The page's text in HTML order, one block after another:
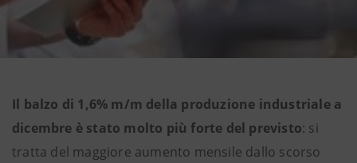
Il balzo di 1,6% m/m della produzione industriale a
dicembre è stato molto più forte del previsto: si
tratta del maggiore aumento mensile dallo scorso